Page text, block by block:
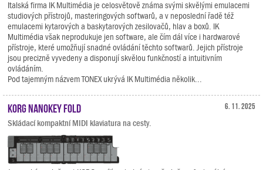
Italská firma IK Multimédia je celosvětově známa svými skvělými emulacemi
studiových přístrojů, masteringových softwarů, a v neposlední řadě též
emulacemi kytarových a baskytarových zesilovačů, hlav a boxů. IK
Multimédia však neprodukuje jen software, ale čím dál více i hardwarové
přístroje, které umožňují snadné ovládání těchto softwarů. Jejich přístroje
jsou precizně vyvedeny a disponují skvělou funkčností a intuitivním
ovládáním.
Pod tajemným názvem TONEX ukrývá IK Multimédia několik...
6. 11. 2025
KORG nanoKEY Fold
Skládací kompaktní MIDI klaviatura na cesty.